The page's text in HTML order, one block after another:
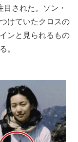
された。ソン・
けていたクロスの
ンと見られるもの
。